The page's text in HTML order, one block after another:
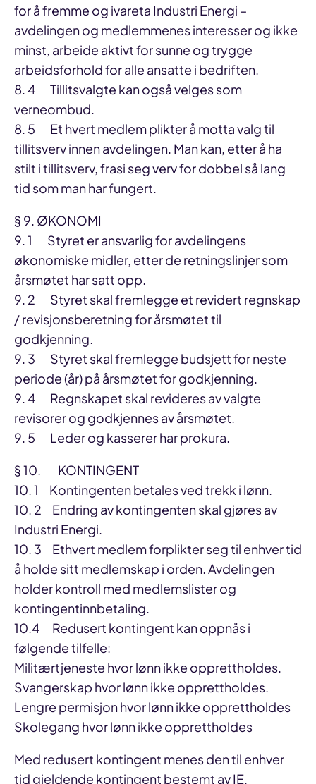
for å fremme og ivareta Industri Energi –
avdelingen og medlemmenes interesser og ikke
minst, arbeide aktivt for sunne og trygge
arbeidsforhold for alle ansatte i bedriften.
8. 4 Tillitsvalgte kan også velges som
verneombud.
8. 5 Et hvert medlem plikter å motta valg til
tillitsverv innen avdelingen. Man kan, etter å ha
stilt i tillitsverv, frasi seg verv for dobbel så lang
tid som man har fungert.
§ 9. ØKONOMI
9. 1 Styret er ansvarlig for avdelingens
økonomiske midler, etter de retningslinjer som
årsmøtet har satt opp.
9. 2 Styret skal fremlegge et revidert regnskap
/ revisjonsberetning for årsmøtet til
godkjenning.
9. 3 Styret skal fremlegge budsjett for neste
periode (år) på årsmøtet for godkjenning.
9. 4 Regnskapet skal revideres av valgte
revisorer og godkjennes av årsmøtet.
9. 5 Leder og kasserer har prokura.
§ 10. KONTINGENT
10. 1 Kontingenten betales ved trekk i lønn.
10. 2 Endring av kontingenten skal gjøres av
Industri Energi.
10. 3 Ethvert medlem forplikter seg til enhver tid
å holde sitt medlemskap i orden. Avdelingen
holder kontroll med medlemslister og
kontingentinnbetaling.
10.4 Redusert kontingent kan oppnås i
følgende tilfelle:
Militærtjeneste hvor lønn ikke opprettholdes.
Svangerskap hvor lønn ikke opprettholdes.
Lengre permisjon hvor lønn ikke opprettholdes
Skolegang hvor lønn ikke opprettholdes
Med redusert kontingent menes den til enhver
tid gjeldende kontingent bestemt av IE.